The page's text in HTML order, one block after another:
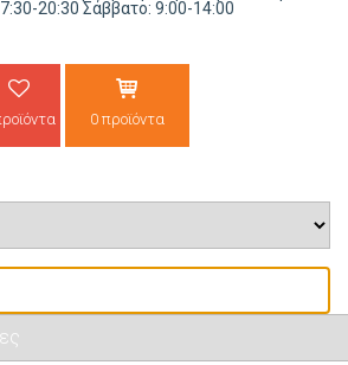
20:30 Σάββατο: 9:00-14:00
0 προϊόντα